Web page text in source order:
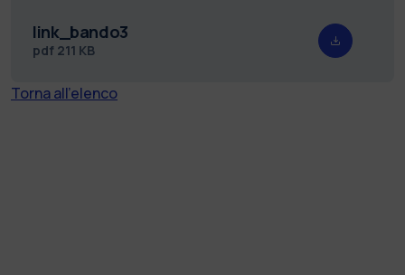
link_bando3
pdf 211 KB
Torna all'elenco